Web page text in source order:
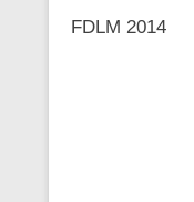
FDLM 2014